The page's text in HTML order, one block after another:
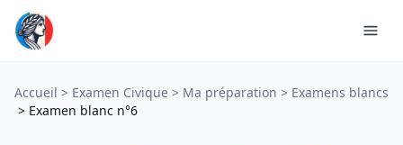
Accueil Examen Civique Ma préparation
Examens blancs
Examen blanc n°6